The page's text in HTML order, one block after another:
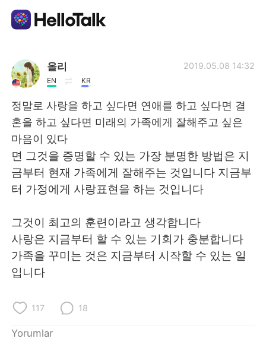
Dil Değişimi Uygulaması
AI Grammar Checker
Türkçe
English 简体中文
العربية Français
Deutsch
ไทย
올리
EN KR
2019.05.08 14:32
정말로 사랑을 하고 싶다면 연애를 하고 싶다면 결
혼을 하고 싶다면 미래의 가족에게 잘해주고 싶은
마음이 있다
면 그것을 증명할 수 있는 가장 분명한 방법은 지
금부터 현재 가족에게 잘해주는 것입니다 지금부
터 가정에게 사랑표현을 하는 것입니다
그것이 최고의 훈련이라고 생각합니다
사랑은 지금부터 할 수 있는 기회가 충분합니다
가족을 꾸미는 것은 지금부터 시작할 수 있는 일
입니다
117 18
Yorumlar